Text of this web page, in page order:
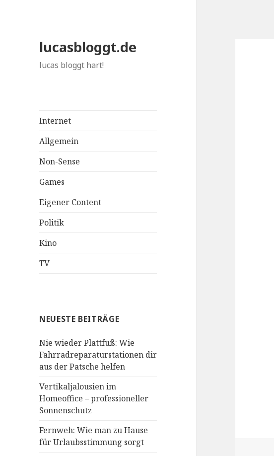
lucasbloggt.de
lucas bloggt hart!
Internet
Allgemein
Non-Sense
Games
Eigener Content
Politik
Kino
TV
NEUESTE BEITRÄGE
Nie wieder Plattfuß: Wie
Fahrradreparaturstationen dir
aus der Patsche helfen
Vertikaljalousien im
Homeoffice – professioneller
Sonnenschutz
Fernweh: Wie man zu Hause
für Urlaubsstimmung sorgt